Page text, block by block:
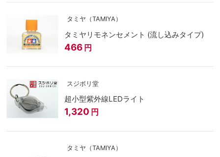
タミヤ（TAMIYA）
タミヤリモネンセメント (流し込みタイプ)
466 円
スジボリ堂
超小型紫外線LEDライト
1,320 円
タミヤ（TAMIYA）